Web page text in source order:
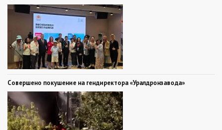
Совершено покушение на гендиректора «Уралдронзавода»